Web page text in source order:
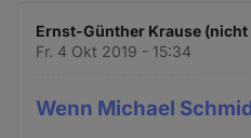
Ernst-Günther Krause
Fr. 4 Okt 2019 - 15:34
Wenn Michael